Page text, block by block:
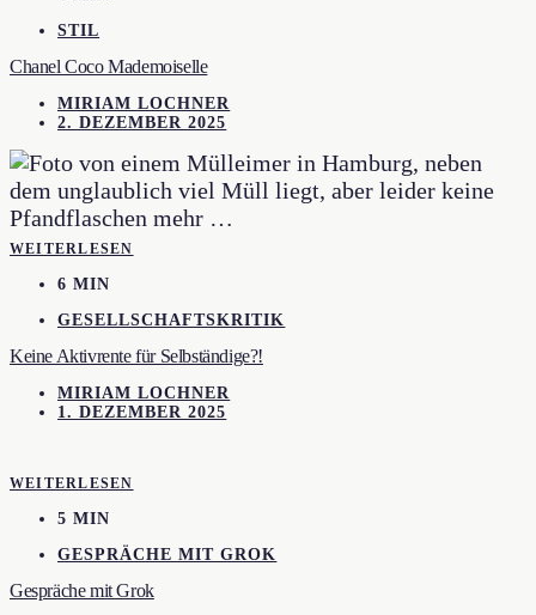
STIL
Chanel Coco Mademoiselle
MIRIAM LOCHNER
2. DEZEMBER 2025
WEITERLESEN
6 MIN
GESELLSCHAFTSKRITIK
Keine Aktivrente für Selbständige?!
MIRIAM LOCHNER
1. DEZEMBER 2025
WEITERLESEN
5 MIN
GESPRÄCHE MIT GROK
Gespräche mit Grok